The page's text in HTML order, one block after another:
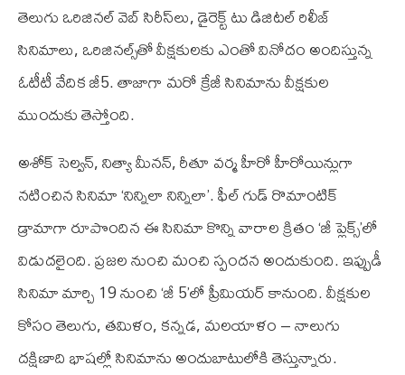
తెలుగు ఒరిజినల్ వెబ్ సిరీస్‌లు, డైరెక్ట్ టు డిజిటల్ రిలీజ్‌
సినిమాలు, ఒరిజినల్స్‌తో వీక్షకులకు ఎంతో వినోదం అందిస్తున్న
ఓటీటీ వేదిక జీ5. తాజాగా మరో క్రేజీ సినిమాను వీక్షకుల
ముందుకు తెస్తోంది.
అశోక్ సెల్వన్, నిత్యా మీనన్, రీతూ వర్మ హీరో హీరోయిన్లుగా
నటించిన సినిమా ‘నిన్నిలా నిన్నిలా’. ఫీల్ గుడ్ రొమాంటిక్
డ్రామాగా రూపొందిన ఈ సినిమా కొన్ని వారాల క్రితం ‘జీ ప్లెక్స్’లో
విడుదలైంది. ప్రజల నుంచి మంచి స్పందన అందుకుంది. ఇప్పుడీ
సినిమా మార్చి 19 నుంచి ‘జీ 5’లో ప్రీమియర్ కానుంది. వీక్షకుల
కోసం తెలుగు, తమిళం, కన్నడ, మలయాళం – నాలుగు
దక్షిణాది భాషల్లో సినిమాను అందుబాటులోకి తెస్తున్నారు.